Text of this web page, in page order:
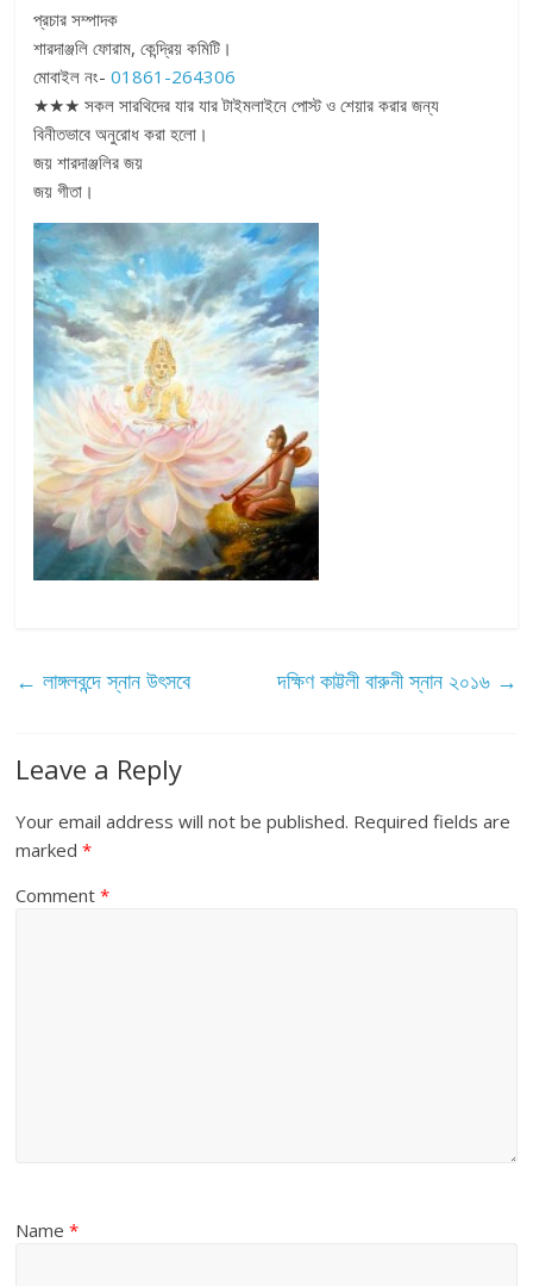
প্রচার সম্পাদক
শারদাঞ্জলি ফোরাম, কেন্দ্রিয় কমিটি।
মোবাইল নং-01861-264306
★★★ সকল সারথিদের যার যার টাইমলাইনে পোস্ট ও শেয়ার করার জন্য
বিনীতভাবে অনুরোধ করা হলো।
জয় শারদাঞ্জলির জয়
জয় গীতা।
← লাঙ্গলবন্দে স্নান উৎসবে দক্ষিণ কাট্টলী বারুনী স্নান ২০১৬ →
Leave a Reply
Your email address will not be published. Required fields are
marked*
Comment*
Name*